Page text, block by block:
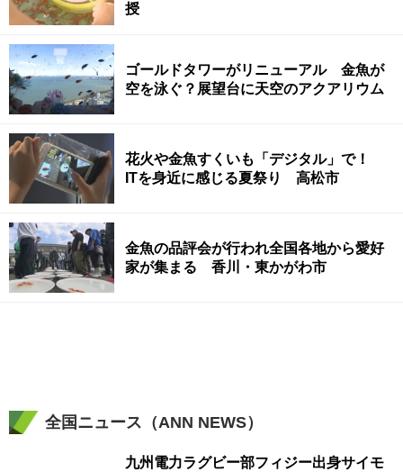
授
ゴールドタワーがリニューアル 金魚が
空を泳ぐ？展望台に天空のアクアリウム
花火や金魚すくいも「デジタル」で！
ITを身近に感じる夏祭り 高松市
金魚の品評会が行われ全国各地から愛好
家が集まる 香川・東かがわ市
全国ニュース（ANN NEWS）
九州電力ラグビー部フィジー出身サイモ